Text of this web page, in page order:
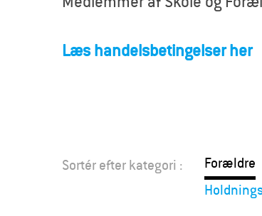
o
l
Læs handelsbetingelser her
Sortér efter kategori : Forældre